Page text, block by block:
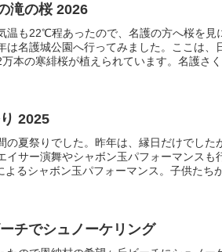
滝の桜 2026
温も22℃程あったので、名護の方へ桜を見
は名護城公園へ行ってみました。ここは、
本の寒緋桜が植えられています。名護さく
2025
の夏祭りでした。昨年は、縁日だけでした
イサー演舞やシャボン玉パフォーマンスも
よるシャボン玉パフォーマンス。子供たち
チでシュノーケリング